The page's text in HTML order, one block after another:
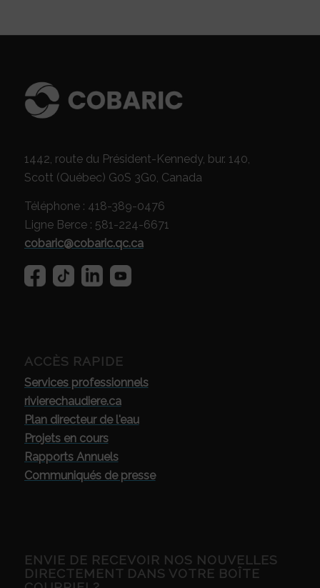
1442, route du Président-Kennedy, bur. 140,
Scott (Québec) G0S 3G0, Canada
Téléphone : 418-389-0476
Ligne Berce : 581-224-6671
cobaric@cobaric.qc.ca
ACCÈS RAPIDE
Services professionnels
rivierechaudiere.ca
Plan directeur de l'eau
Projets en cours
Rapports Annuels
Communiqués de presse
ENVIE DE RECEVOIR NOS NOUVELLES
DIRECTEMENT DANS VOTRE BOÎTE